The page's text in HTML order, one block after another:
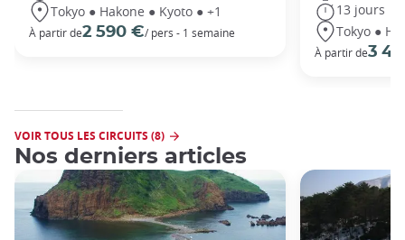
Tokyo ● Hakone ● Kyoto ● +1
À partir de2 590 €/ pers - 1 semaine
13 jours
Tokyo ●
À partir de3
VOIR TOUS LES CIRCUITS (8)
Nos derniers articles